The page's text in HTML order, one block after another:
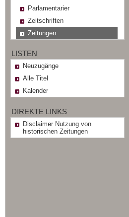
Parlamentarier
Zeitschriften
Zeitungen
LISTEN
Neuzugänge
Alle Titel
Kalender
DIREKTE LINKS
Disclaimer Nutzung von
historischen Zeitungen